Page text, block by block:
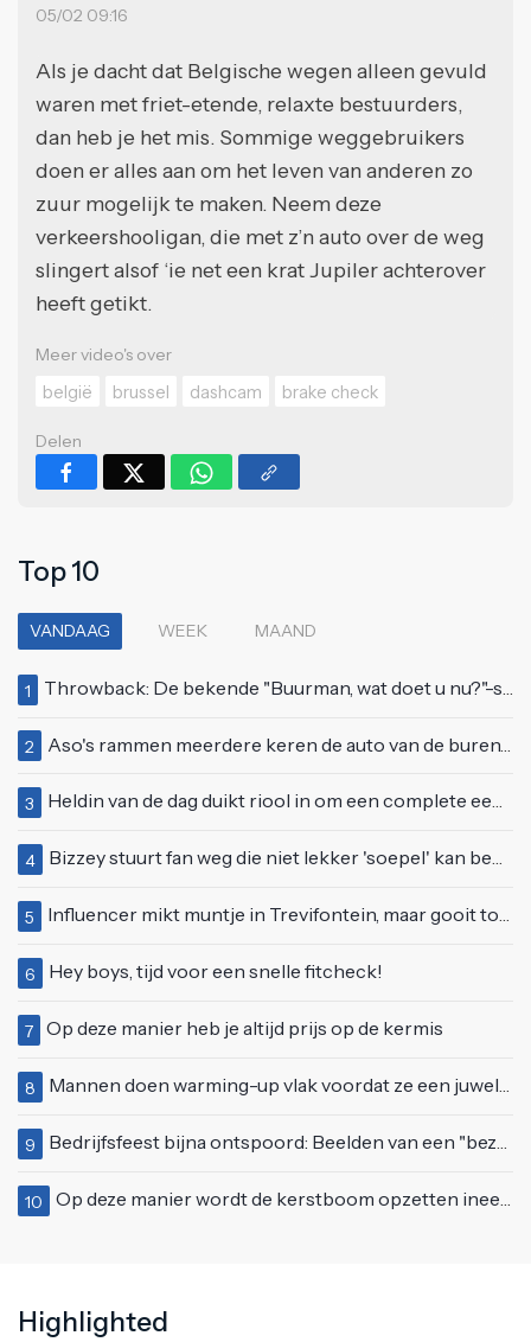
05/02 09:16
Als je dacht dat Belgische wegen alleen gevuld
waren met friet-etende, relaxte bestuurders,
dan heb je het mis. Sommige weggebruikers
doen er alles aan om het leven van anderen zo
zuur mogelijk te maken. Neem deze
verkeershooligan, die met z’n auto over de weg
slingert alsof ‘ie net een krat Jupiler achterover
heeft getikt.
Meer video's over
belgië
brussel dashcam brake check
Delen
Top 10
VANDAAG WEEK MAAND
1 Throwback: De bekende "Buurman, wat doet u nu?"-scène uit Flodder met Tatjana Šimić
2 Aso's rammen meerdere keren de auto van de buren, maar doen alsof er niets gebeurd is
3 Heldin van de dag duikt riool in om een complete eendenfamilie te redden
4 Bizzey stuurt fan weg die niet lekker 'soepel' kan bewegen op podium
5 Influencer mikt muntje in Trevifontein, maar gooit toerist bijna knock-out
6 Hey boys, tijd voor een snelle fitcheck!
7 Op deze manier heb je altijd prijs op de kermis
8 Mannen doen warming-up vlak voordat ze een juwelierszaak in Rhenen overvallen
9 Bedrijfsfeest bijna ontspoord: Beelden van een "bezopen Tino Martin" gaan viraal
10 Op deze manier wordt de kerstboom opzetten ineens een stuk leuker
Highlighted